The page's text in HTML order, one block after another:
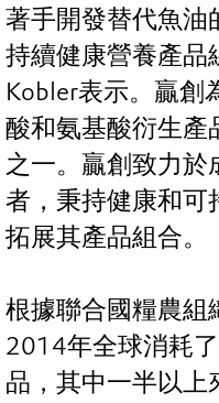
著手開發替代魚油
持續健康營養產品
Kobler表示。贏創
酸和氨基酸衍生產
之一。贏創致力
者，秉持健康和可
拓展其產品組合。
根據聯合國糧農組
2014年全球消耗
品，其中一半以上